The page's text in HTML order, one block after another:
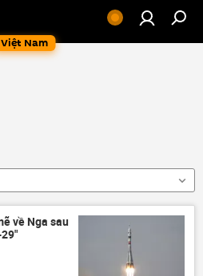
Việt Nam
về Nga sau